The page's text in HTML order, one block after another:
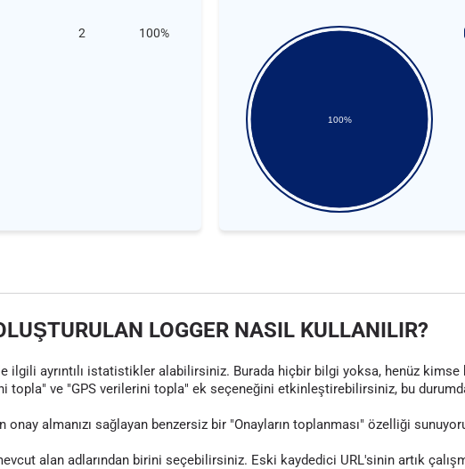
2 100%
100%
LOGGER NASIL KULLANILIR?
ilgili ayrıntılı istatistikler alabilirsiniz. Burada hiçbir bilgi yoksa, henüz kimse
topla" ve "GPS verilerini topla" ek seçeneğini etkinleştirebilirsiniz, bu
almanızı sağlayan benzersiz bir "Onayların toplanması" özelliği
alan adlarından birini seçebilirsiniz. Eski kaydedici URL'sinin artık